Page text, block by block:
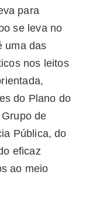
para
se leva no
uma das
nos leitos
do Plano do
de
Pública, do
eficaz
ao meio